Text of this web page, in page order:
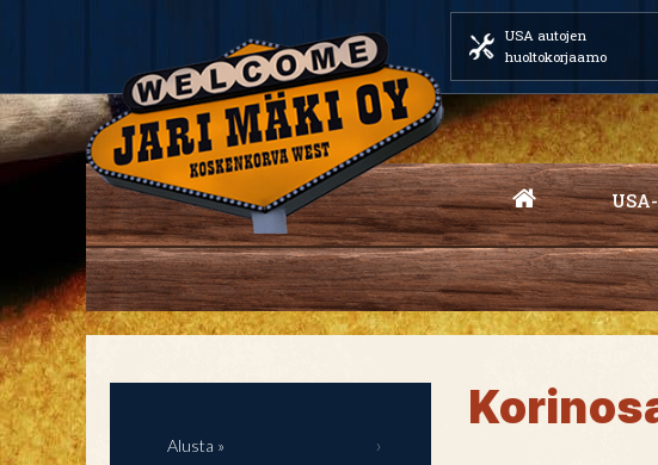
USA autojen
huoltokorjaamo
Alusta »